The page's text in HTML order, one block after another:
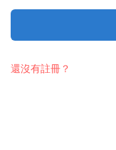
還沒有註冊？